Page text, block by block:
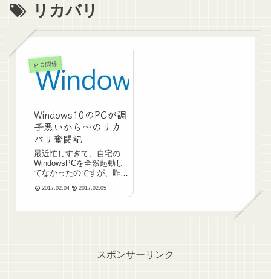
リカバリ
ＰＣ関係
Windows10のPCが調
子悪いから～のリカ
バリ奮闘記
最近忙しすぎて、自宅の
WindowsPCを全然起動し
てなかったのですが、昨日
ックしてる最中にChrome
2017.02.04 2017.02.05
スポンサーリンク